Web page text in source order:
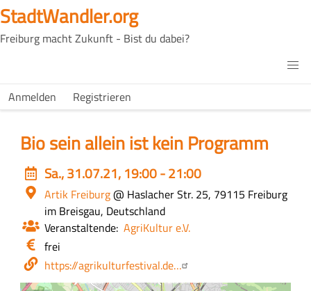
Direkt
zum
Inhalt
StadtWandler.org
Freiburg macht Zukunft - Bist du dabei?
Main
H4C
USER
Anmelden Registrieren
Bio sein allein ist kein Programm
Event
date
Sa., 31.07.21, 19:00 - 21:00
Ort
Artik Freiburg@ Haslacher Str. 25, 79115 Freiburg
im Breisgau, Deutschland
Veranstaltende AgriKultur e.V.
Eintritt
/
Kosten
frei
Webseite
https://agrikulturfestival.de…